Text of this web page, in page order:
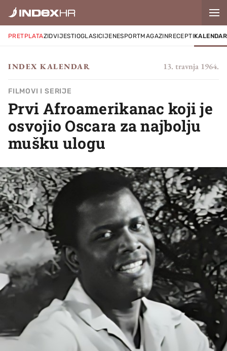
PRETPLATAZIDVIJESTIOGLASICIJENESPORTMAGAZINRECEPTIKALENDAR
INDEX KALENDAR 13. travnja 1964.
FILMOVI I SERIJE
Prvi Afroamerikanac koji je
osvojio Oscara za najbolju
mušku ulogu